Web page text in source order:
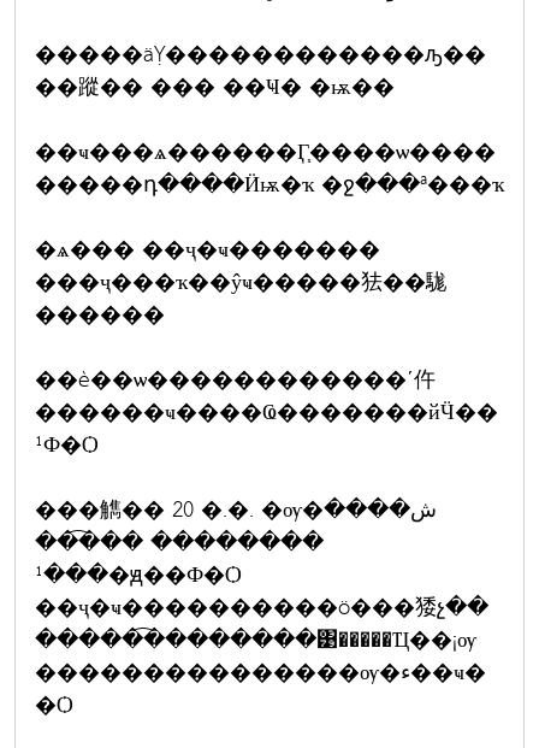
�����äỴ������������ԡ��
��蹤�� ��� ��Ҹ� �ѭ��
��ҹ���ѧ������Ӷ֧����ѡ����
�����դ����Ӥѭ�ҡ �ջ���ª���ҡ
�ѧ��� ��ҷ�ҹ�������
���ҷ���ҡ��ŷҹ�����㹤��駹
������
��è��ѡ������������ʹ仵
������ҹ����Ҩ�������йӴ��
¹Ф�Ѻ
���觹�� 20 �.�. �ѹ�ش����
�������� ���͡��
���¹�ԭ��Ф�Ѻ
��ҷ�ҹ����������ö���㹻չ��
�����͡��������͹�����Ҵ��¡ѹ
���������������ѹ�ء��ҹ�
�Ѻ